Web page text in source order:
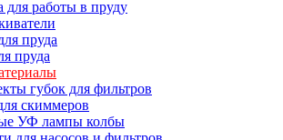
для работы в пруду
пруда
пруда
губок для фильтров
скиммеров
УФ лампы колбы